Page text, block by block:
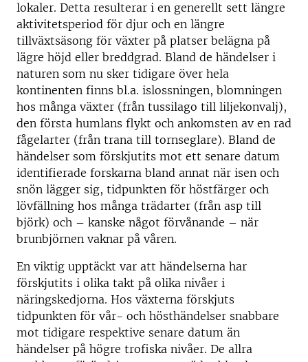
lokaler. Detta resulterar i en generellt sett längre
aktivitetsperiod för djur och en längre
tillväxtsäsong för växter på platser belägna på
lägre höjd eller breddgrad. Bland de händelser i
naturen som nu sker tidigare över hela
kontinenten finns bl.a. islossningen, blomningen
hos många växter (från tussilago till liljekonvalj),
den första humlans flykt och ankomsten av en rad
fågelarter (från trana till tornseglare). Bland de
händelser som förskjutits mot ett senare datum
identifierade forskarna bland annat när isen och
snön lägger sig, tidpunkten för höstfärger och
lövfällning hos många trädarter (från asp till
björk) och – kanske något förvånande – när
brunbjörnen vaknar på våren.
En viktig upptäckt var att händelserna har
förskjutits i olika takt på olika nivåer i
näringskedjorna. Hos växterna förskjuts
tidpunkten för vår- och hösthändelser snabbare
mot tidigare respektive senare datum än
händelser på högre trofiska nivåer. De allra